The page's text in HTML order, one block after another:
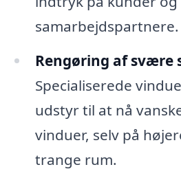
samarbejdspartnere.
Rengøring af svære
Specialiserede
udstyr til at nå
vinduer, selv på
trange rum.